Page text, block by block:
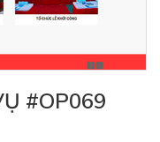
#OP069